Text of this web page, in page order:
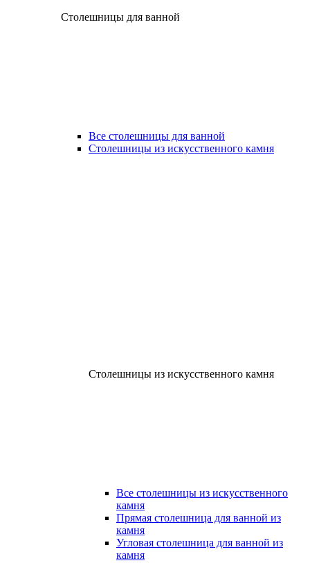
Столешницы для ванной
Все столешницы для ванной
Столешницы из искусственного камня
Столешницы из искусственного камня
Все столешницы из искусственного
камня
Прямая столешница для ванной из
камня
Угловая столешница для ванной из
камня